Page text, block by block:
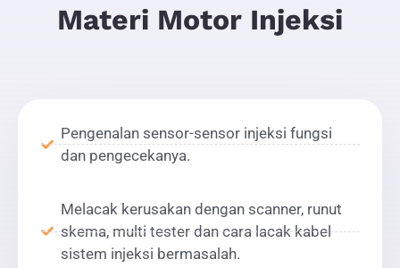
Materi Motor Injeksi
Pengenalan sensor-sensor injeksi fungsi
dan pengecekanya.
Melacak kerusakan dengan scanner, runut
skema, multi tester dan cara lacak kabel
sistem injeksi bermasalah.